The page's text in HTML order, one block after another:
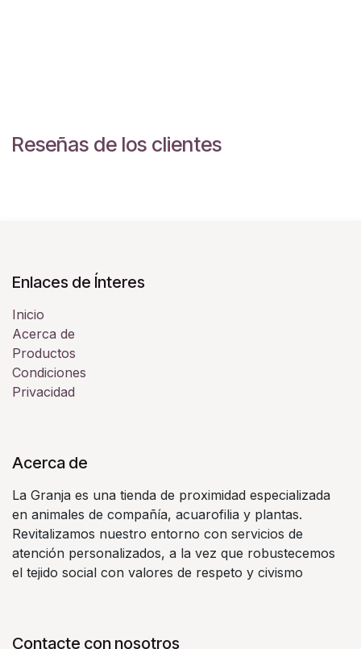
Reseñas de los clientes
Enlaces de Ínteres
Inicio
Acerca de
Productos
Condiciones
Privacidad
Acerca de
La Granja es una tienda de proximidad especializada
en animales de compañía, acuarofilia y plantas.
Revitalizamos nuestro entorno con servicios de
atención personalizados, a la vez que robustecemos
el tejido social con valores de respeto y civismo
Contacte con nosotros